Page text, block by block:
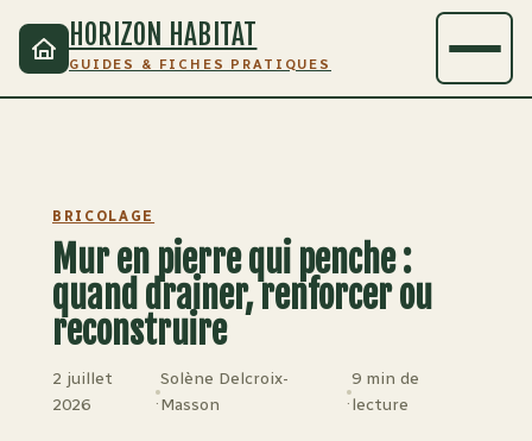
HORIZON HABITAT
GUIDES & FICHES PRATIQUES
BRICOLAGE
Mur en pierre qui penche :
quand drainer, renforcer ou
reconstruire
2 juillet
2026
·
Solène Delcroix-
Masson
·
9 min de
lecture